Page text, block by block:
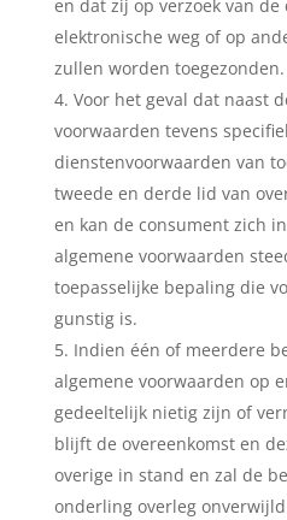
en dat zij op verzoek van de
elektronische weg of op
zullen worden toegezonden.
Voor het geval dat naast
voorwaarden tevens
dienstenvoorwaarden van
tweede en derde lid van
en kan de consument zich
algemene voorwaarden
toepasselijke bepaling die
gunstig is.
Indien één of meerdere
algemene voorwaarden op
gedeeltelijk nietig zijn of
blijft de overeenkomst en
overige in stand en zal de
onderling overleg